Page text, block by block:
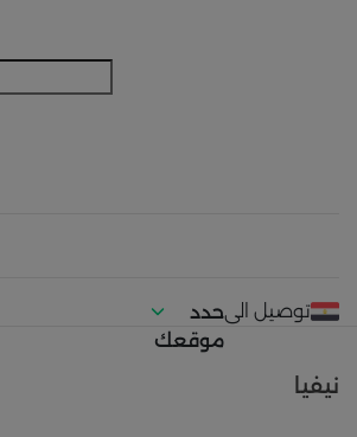
توصيل الىحدد
موقعك
نيفيا